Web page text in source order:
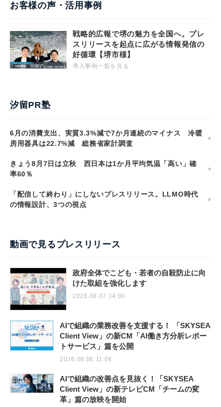
お客様の声・活用事例
戦略的広報で堺の魅力を全国へ。プレ
スリリースを起点に広がる情報発信の
好循環【堺市様】
導入事例一覧を見る
汐留PR塾
6月の消費支出、実質3.3%減で7か月連続のマイナス 冷暖
房用器具は22.7%減 総務省家計調査
きょう8月7日は立秋 西日本は1か月平均気温「高い」確
率60％
「配信して終わり」にしないプレスリリース。LLMO時代
の情報設計、3つの視点
動画で見るプレスリリース
政府全体でこども・若者の自殺防止に向
けた取組を強化します
2026.08.07 14:00
AIで組織の業務改善を支援する！ 「SKYSEA
Client View」の新CM「AI働き方分析レポー
トサービス」篇を公開
2026.08.06 11:04
AIで組織の改善点を見抜く！「SKYSEA
Client View」の新テレビCM「チームの変
革」篇の放映を開始